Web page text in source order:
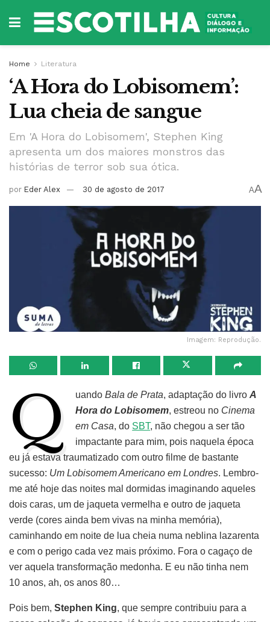
Home Literatura
‘A Hora do Lobisomem’:
Lua cheia de sangue
Em 'A Hora do Lobisomem', Stephen King
apresenta um dos maiores monstros das
histórias de terror sob sua ótica.
por Eder Alex 30 de agosto de 2017 AA
Imagem: Reprodução.
Q uandoBala de Prata, adaptação do livroA
Hora do Lobisomem, estreou no Cinema
em Casa, do SBT, não chegou a ser tão
impactante para mim, pois naquela época
eu já estava traumatizado com outro filme de bastante
sucesso: Um Lobisomem Americano em Londres. Lembro-
me até hoje das noites mal dormidas imaginando aqueles
dois caras, um de jaqueta vermelha e outro de jaqueta
verde (cores ainda bem vivas na minha memória),
caminhando em noite de lua cheia numa neblina lazarenta
e com o perigo cada vez mais próximo. Fora o cagaço de
ver aquela transformação medonha. E eu não tinha nem
10 anos, ah, os anos 80…
Pois bem, Stephen King, que sempre contribuiu para a